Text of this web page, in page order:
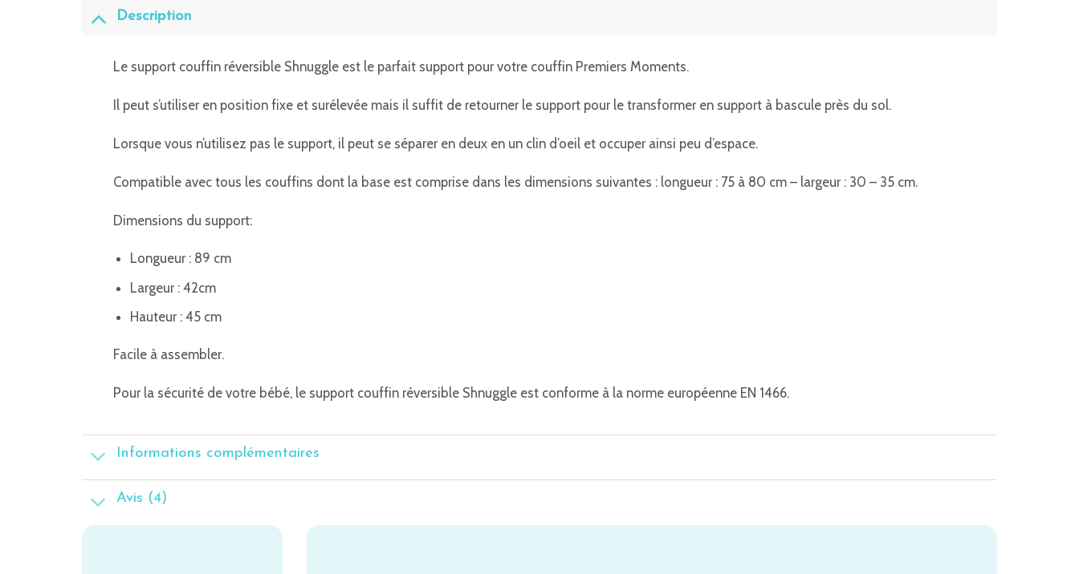
Description
Le support couffin réversible Shnuggle est le parfait support pour votre couffin Premiers Moments.
Il peut s’utiliser en position fixe et surélevée mais il suffit de retourner le support pour le transformer en support à bascule près du sol.
Lorsque vous n’utilisez pas le support, il peut se séparer en deux en un clin d’oeil et occuper ainsi peu d’espace.
Compatible avec tous les couffins dont la base est comprise dans les dimensions suivantes : longueur : 75 à 80 cm – largeur : 30 – 35 cm.
Dimensions du support:
Longueur : 89 cm
Largeur : 42cm
Hauteur : 45 cm
Facile à assembler.
Pour la sécurité de votre bébé, le support couffin réversible Shnuggle est conforme à la norme européenne EN 1466.
Informations complémentaires
Avis (4)